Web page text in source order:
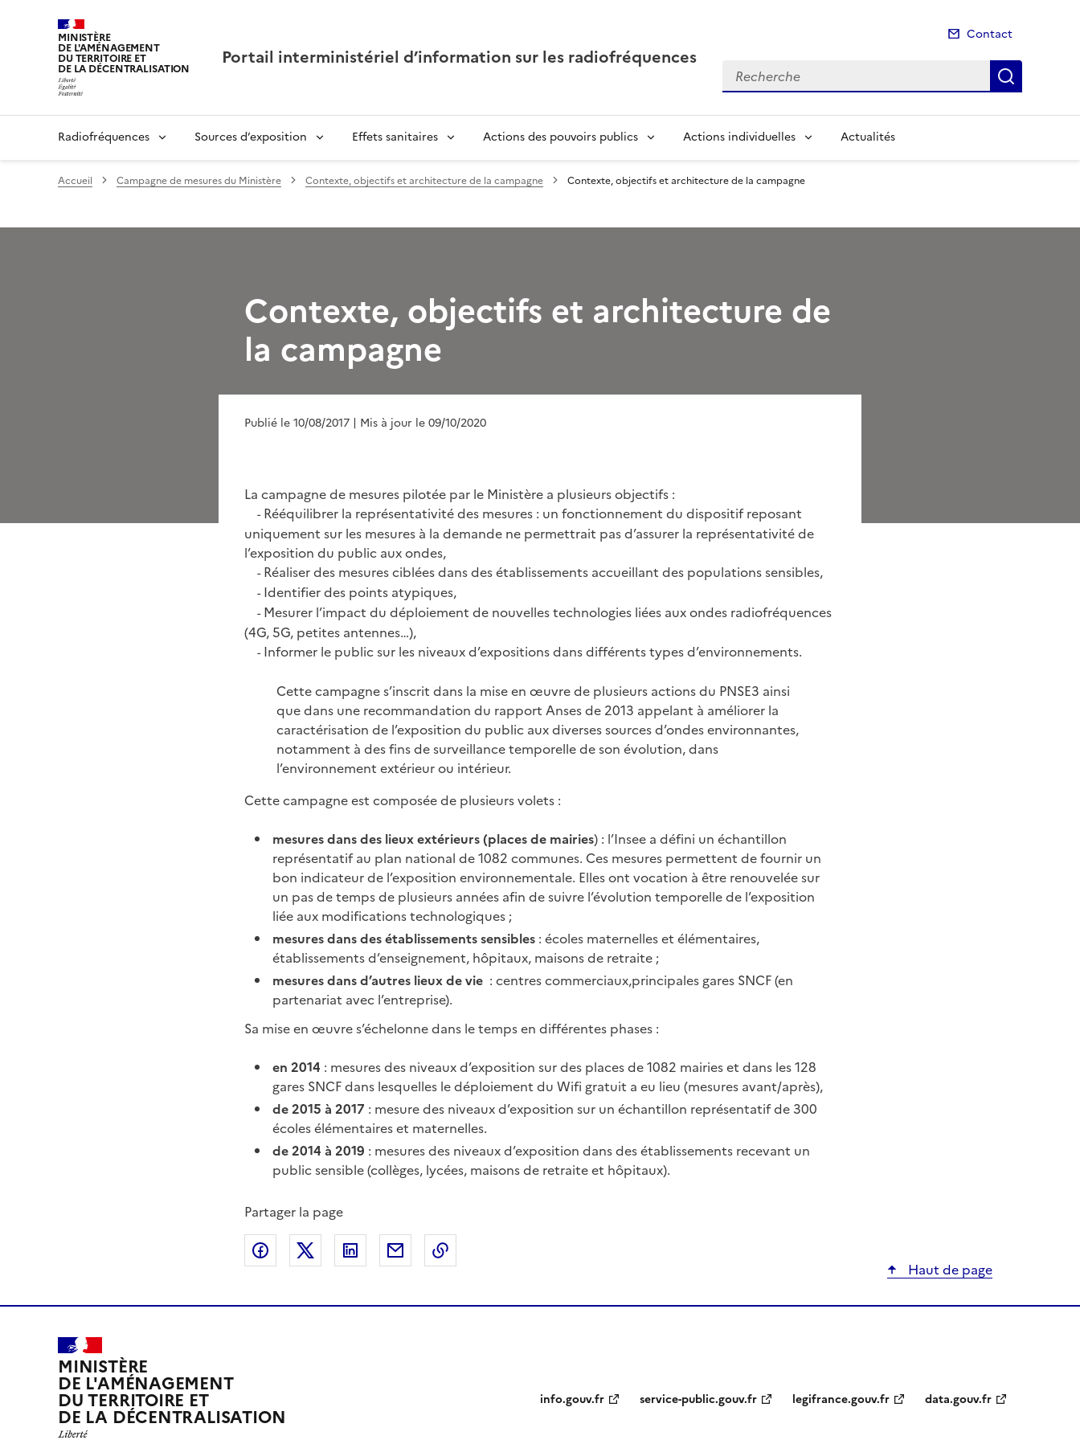
MINISTÈRE
DE L'AMÉNAGEMENT
DU TERRITOIRE ET
DE LA DÉCENTRALISATION Portail interministériel d’information sur les radiofréquences
Contact
Recherche
Radiofréquences Sources d’exposition Effets sanitaires Actions des pouvoirs publics Actions individuelles Actualités
Accueil Campagne de mesures du Ministère Contexte, objectifs et architecture de la campagne Contexte, objectifs et architecture de la campagne
Contexte, objectifs et architecture de
la campagne
Publié le 10/08/2017 | Mis à jour le 09/10/2020
La campagne de mesures pilotée par le Ministère a plusieurs objectifs :
-Rééquilibrer la représentativité des mesures : un fonctionnement du dispositif reposant
uniquement sur les mesures à la demande ne permettrait pas d’assurer la représentativité de
l’exposition du public aux ondes,
-Réaliser des mesures ciblées dans des établissements accueillant des populations sensibles,
-Identifier des points atypiques,
-Mesurer l’impact du déploiement de nouvelles technologies liées aux ondes radiofréquences
(4G, 5G, petites antennes…),
-Informer le public sur les niveaux d’expositions dans différents types d’environnements.
Cette campagne s’inscrit dans la mise en œuvre de plusieurs actions du PNSE3 ainsi
que dans une recommandation du rapport Anses de 2013 appelant à améliorer la
caractérisation de l’exposition du public aux diverses sources d’ondes environnantes,
notamment à des fins de surveillance temporelle de son évolution, dans
l’environnement extérieur ou intérieur.
Cette campagne est composée de plusieurs volets :
mesures dans des lieux extérieurs (places de mairies) : l’Insee a défini un échantillon
représentatif au plan national de 1082 communes. Ces mesures permettent de fournir un
bon indicateur de l’exposition environnementale. Elles ont vocation à être renouvelée sur
un pas de temps de plusieurs années afin de suivre l’évolution temporelle de l’exposition
liée aux modifications technologiques ;
mesures dans des établissements sensibles : écoles maternelles et élémentaires,
établissements d’enseignement, hôpitaux, maisons de retraite ;
mesures dans d’autres lieux de vie : centres commerciaux,principales gares SNCF (en
partenariat avec l’entreprise).
Sa mise en œuvre s’échelonne dans le temps en différentes phases :
en 2014 : mesures des niveaux d’exposition sur des places de 1082 mairies et dans les 128
gares SNCF dans lesquelles le déploiement du Wifi gratuit a eu lieu (mesures avant/après),
de 2015 à 2017 : mesure des niveaux d’exposition sur un échantillon représentatif de 300
écoles élémentaires et maternelles.
de 2014 à 2019 : mesures des niveaux d’exposition dans des établissements recevant un
public sensible (collèges, lycées, maisons de retraite et hôpitaux).
Partager la page
Partager sur Facebook
Partager sur XPartager sur LinkedIn
Partager par email
Haut de page
MINISTÈRE
DE L'AMÉNAGEMENT
DU TERRITOIRE ET
DE LA DÉCENTRALISATION
info.gouv.fr service-public.gouv.fr legifrance.gouv.fr data.gouv.fr